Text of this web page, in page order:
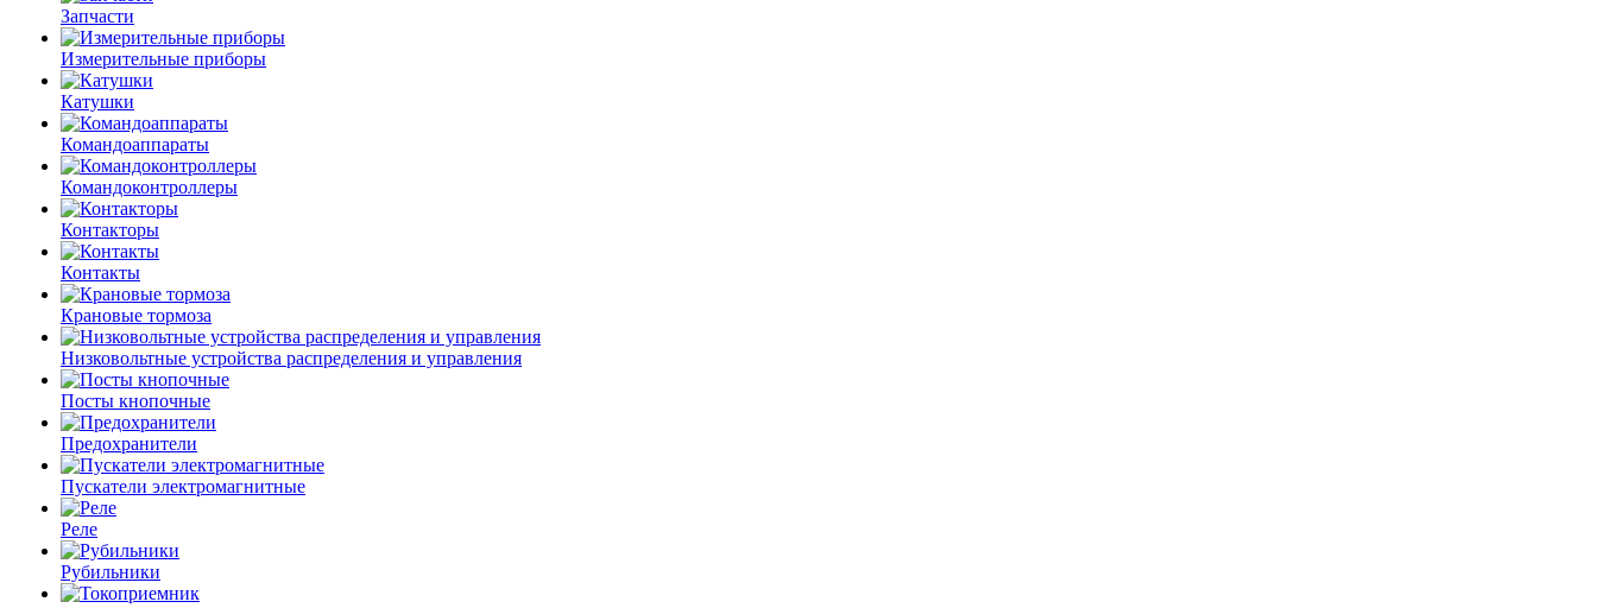
Запчасти
Измерительные приборы
Катушки
Командоаппараты
Командоконтроллеры
Контакторы
Контакты
Крановые тормоза
Низковольтные устройства распределения и управления
Посты кнопочные
Предохранители
Пускатели электромагнитные
Реле
Рубильники